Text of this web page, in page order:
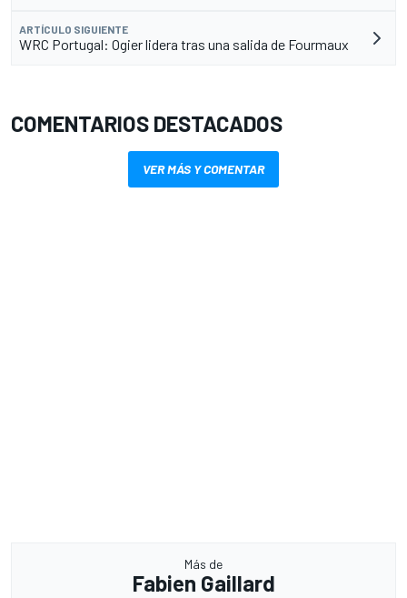
ARTÍCULO SIGUIENTE
WRC Portugal: Ogier lidera tras una salida de Fourmaux
COMENTARIOS DESTACADOS
VER MÁS Y COMENTAR
Más de
Fabien Gaillard